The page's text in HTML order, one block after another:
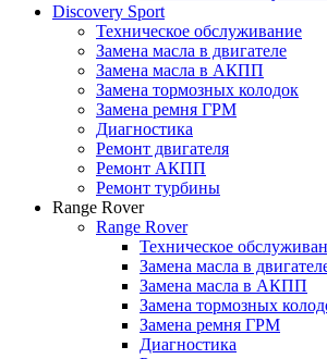
Discovery Sport
Техническое обслуживание
Замена масла в двигателе
Замена масла в АКПП
Замена тормозных колодок
Замена ремня ГРМ
Диагностика
Ремонт двигателя
Ремонт АКПП
Ремонт турбины
Range Rover
Range Rover
Техническое
Замена масла в
Замена масла в АКПП
Замена тормозных
Замена ремня ГРМ
Диагностика